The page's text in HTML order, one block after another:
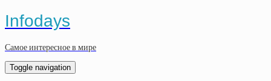
Infodays
Самое интересное в мире
Toggle navigation